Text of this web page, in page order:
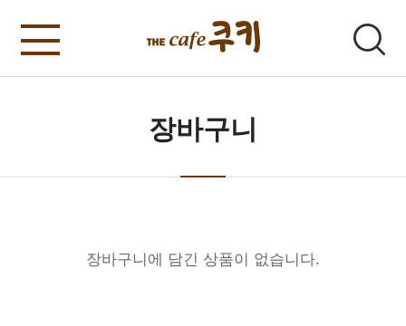
장바구니
장바구니에 담긴 상품이 없습니다.